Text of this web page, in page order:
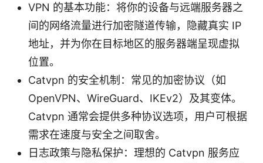
VPN 的基本功能：将你的设备与远端服务器之
间的网络流量进行加密隧道传输，隐藏真实 IP
地址，并为你在目标地区的服务器端呈现虚拟
位置。
Catvpn 的安全机制：常见的加密协议（如
OpenVPN、WireGuard、IKEv2）及其变体。
Catvpn 通常会提供多种协议选项，用户可根据
需求在速度与安全之间取舍。
日志政策与隐私保护：理想的 Catvpn 服务应